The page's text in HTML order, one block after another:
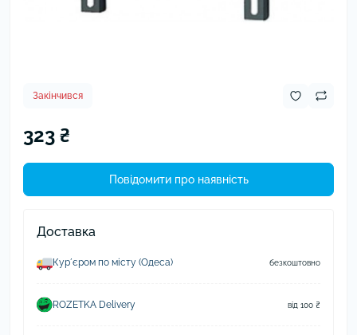
Закінчився
323 ₴
Повідомити про наявність
Доставка
Курʼєром по місту (Одеса) безкоштовно
ROZETKA Delivery від 100 ₴